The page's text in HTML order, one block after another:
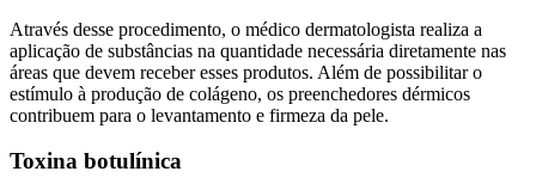
Através desse procedimento, o médico dermatologista realiza a
aplicação de substâncias na quantidade necessária diretamente nas
áreas que devem receber esses produtos. Além de possibilitar o
estímulo à produção de colágeno, os preenchedores dérmicos
contribuem para o levantamento e firmeza da pele.
Toxina botulínica